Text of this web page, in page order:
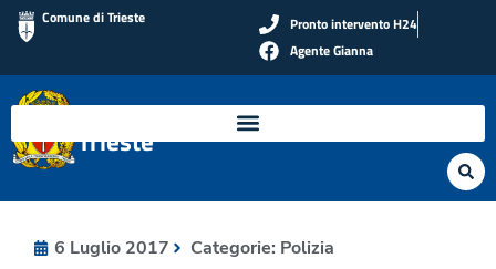
Comune di Trieste
Pronto intervento H24
Agente Gianna
Polizia Locale di
Trieste
6 Luglio 2017 Categorie: Polizia